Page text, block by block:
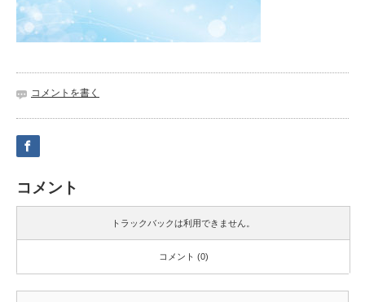
コメントを書く
コメント
トラックバックは利用できません。
コメント (0)